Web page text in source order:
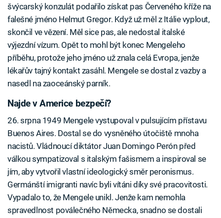
švýcarský konzulát podařilo získat pas Červeného kříže na
falešné jméno Helmut Gregor. Když už měl z Itálie vyplout,
skončil ve vězení. Měl sice pas, ale nedostal italské
výjezdní vízum. Opět to mohl být konec Mengeleho
příběhu, protože jeho jméno už znala celá Evropa, jenže
lékařův tajný kontakt zasáhl. Mengele se dostal z vazby a
nasedl na zaoceánský parník.
Najde v Americe bezpečí?
26. srpna 1949 Mengele vystupoval v pulsujícím přístavu
Buenos Aires. Dostal se do vysněného útočiště mnoha
nacistů. Vládnoucí diktátor Juan Domingo Perón před
válkou sympatizoval s italským fašismem a inspiroval se
jím, aby vytvořil vlastní ideologický směr peronismus.
Germánští imigranti navíc byli vítáni díky své pracovitosti.
Vypadalo to, že Mengele unikl. Jenže kam nemohla
spravedlnost poválečného Německa, snadno se dostali